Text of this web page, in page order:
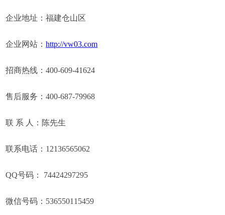
企业地址：福建仓山区
企业网站：http://vw03.com
招商热线：400-609-41624
售后服务：400-687-79968
联 系 人：陈先生
联系电话：12136565062
QQ号码： 74424297295
微信号码：536550115459